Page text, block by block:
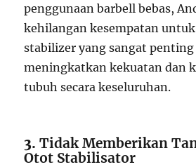
penggunaan barbell bebas,
kehilangan kesempatan
stabilizer yang sangat
meningkatkan kekuatan dan
tubuh secara keseluruhan.
3.Tidak Memberikan
Otot Stabilisator